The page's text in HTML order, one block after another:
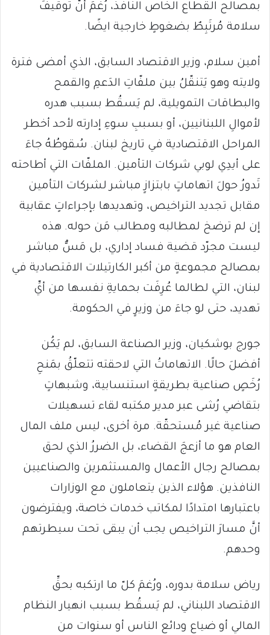
بمصالح القطاع الخاص النافذ، رُغمَ أنَّ توقيفَ
سلامة مُرتَبِطٌ بضغوطٍ خارجية ايضًا.
أمين سلام، وزير الاقتصاد السابق، الذي أمضى فترة
ولايته وهو يَتنقّلُ بين ملفّاتِ الدَعمِ والقمح
والبطاقات التمويلية، لم يَسقُط بسبب هدره
لأموالِ اللبنانيين، أو بسببِ سوءِ إدارته لأحد أخطر
المراحل الاقتصادية في تاريخ لبنان. سُقوطُهُ جاءَ
على أيدِي لوبي شركات التأمين. الملفّات التي أطاحته
تَدورُ حولَ اتهاماتٍ بابتزازٍ مباشر لشركات التأمين
مقابل تجديد التراخيص، وتهديدها بإجراءاتٍ عقابية
إن لم ترضخ لمطالبه ومطالب مَن حوله. هذه
ليست مجرّد قضية فساد إداري، بل مَسٌّ مباشر
بمصالح مجموعةٍ من أكبر الكارتيلات الاقتصادية في
لبنان، التي لطالما عُرِفَت بحمايةِ نفسها من أيِّ
تهديد، حتى لو جاءَ من وزيرٍ في الحكومة.
جورج بوشكيان، وزير الصناعة السابق، لم يَكُن
أفضلَ حالًا. الاتهاماتُ التي لاحقته تتعلّقُ بمَنحِ
رُخَصٍ صناعية بطريقةٍ استنسابية، وشبهاتٍ
بتقاضي رُشى عبر مدير مكتبه لقاء تسهيلات
صناعية غير مُستحقّة. مرة أخرى، ليس ملف المال
العام هو ما أزعجَ القضاء، بل الضررُ الذي لحق
بمصالح رجال الأعمال والمستثمرين والصناعيين
النافذين. هؤلاء الذين يتعاملون مع الوزارات
باعتبارها امتدادًا لمكاتب خدمات خاصة، ويفترضون
أنَّ مسارَ التراخيص يجب أن يبقى تحت سيطرتهم
وحدهم.
رياض سلامة بدوره، ورُغمَ كلّ ما ارتكبه بحقِّ
الاقتصاد اللبناني، لم يَسقُط بسبب انهيار النظام
المالي أو ضياع ودائع الناس أو سنوات من